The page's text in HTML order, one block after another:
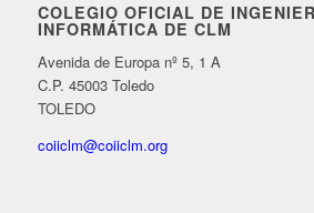
COLEGIO OFICIAL DE
INFORMÁTICA DE CLM
Avenida de Europa nº 5, 1 A
C.P. 45003 Toledo
TOLEDO
coiiclm@coiiclm.org